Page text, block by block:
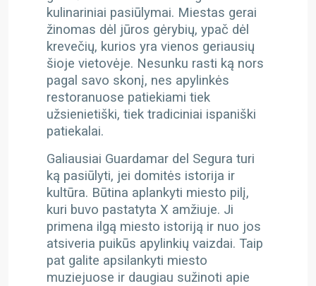
kulinariniai pasiūlymai. Miestas gerai
žinomas dėl jūros gėrybių, ypač dėl
krevečių, kurios yra vienos geriausių
šioje vietovėje. Nesunku rasti ką nors
pagal savo skonį, nes apylinkės
restoranuose patiekiami tiek
užsienietiški, tiek tradiciniai ispaniški
patiekalai.
Galiausiai Guardamar del Segura turi
ką pasiūlyti, jei domitės istorija ir
kultūra. Būtina aplankyti miesto pilį,
kuri buvo pastatyta X amžiuje. Ji
primena ilgą miesto istoriją ir nuo jos
atsiveria puikūs apylinkių vaizdai. Taip
pat galite apsilankyti miesto
muziejuose ir daugiau sužinoti apie